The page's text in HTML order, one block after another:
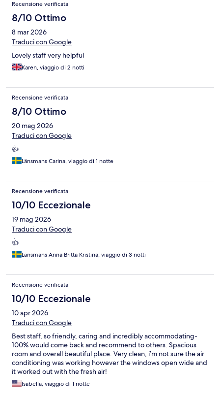
Recensione verificata
8/10 Ottimo
8 mar 2026
Traduci con Google
Lovely staff very helpful
Karen, viaggio di 2 notti
Recensione verificata
8/10 Ottimo
20 mag 2026
Traduci con Google
👍
Länsmans Carina, viaggio di 1 notte
Recensione verificata
10/10 Eccezionale
19 mag 2026
Traduci con Google
👍
Länsmans Anna Britta Kristina, viaggio di 3 notti
Recensione verificata
10/10 Eccezionale
10 apr 2026
Traduci con Google
Best staff, so friendly, caring and incredibly accommodating-
100% would come back and recommend to others. Spacious
room and overall beautiful place. Very clean, i’m not sure the air
conditioning was working however the windows open wide and
it worked out with the fresh air!
Isabella, viaggio di 1 notte